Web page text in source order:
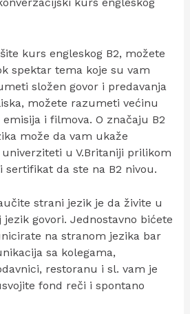
kurs engleskog B2, možete
spektar tema koje su vam
složen govor i predavanja
možete razumeti većinu
i filmova. O značaju B2
može da vam ukaže
u V.Britaniji prilikom
da ste na B2 nivou.
strani jezik je da živite u
govori. Jednostavno bićete
na stranom jezika bar
sa kolegama,
restoranu i sl. vam je
fond reči i spontano